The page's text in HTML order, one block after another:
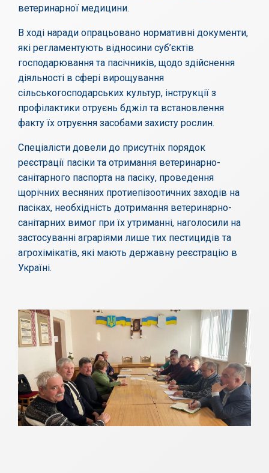
ветеринарної медицини.
В ході наради опрацьовано нормативні документи,
які регламентують відносини суб’єктів
господарювання та пасічників, щодо здійснення
діяльності в сфері вирощування
сільськогосподарських культур, інструкції з
профілактики отруєнь бджіл та встановлення
факту їх отруєння засобами захисту рослин.
Спеціалісти довели до присутніх порядок
реєстрації пасіки та отримання ветеринарно-
санітарного паспорта на пасіку, проведення
щорічних весняних протиепізоотичних заходів на
пасіках, необхідність дотримання ветеринарно-
санітарних вимог при їх утриманні, наголосили на
застосуванні аграріями лише тих пестицидів та
агрохімікатів, які мають державну реєстрацію в
Україні.